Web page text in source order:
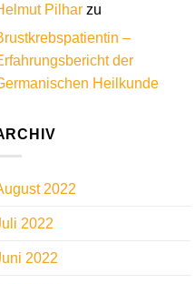
Pilharzu
–
der
Heilkunde
2022
2022
2022